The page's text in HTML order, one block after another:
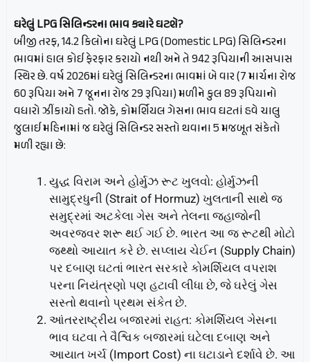
ઘરેલું LPG સિલિન્ડરના ભાવ ક્યારે ઘટશે?
બીજી તરફ, 14.2 કિલોના ઘરેલું LPG (Domestic LPG) સિલિન્ડરના
ભાવમાં હાલ કોઈ ફેરફાર કરાયો નથી અને તે 942 રૂપિયાની આસપાસ
સ્થિર છે. વર્ષ 2026માં ઘરેલું સિલિન્ડરના ભાવમાં બે વાર (7 માર્ચના રોજ
60 રૂપિયા અને 7 જૂનના રોજ 29 રૂપિયા) મળીને કુલ 89 રૂપિયાનો
વધારો ઝીંકાયો હતો. જોકે, કોમર્શિયલ ગેસના ભાવ ઘટતાં હવે ચાલુ
જુલાઈ મહિનામાં જ ઘરેલું સિલિન્ડર સસ્તો થવાના 5 મજબૂત સંકેતો
મળી રહ્યા છે:
યુદ્ધ વિરામ અને હોર્મુઝ રૂટ ખુલવો: હોર્મુઝની
સામુદ્રધુની (Strait of Hormuz) ખુલતાની સાથે જ
સમુદ્રમાં અટકેલા ગેસ અને તેલના જહાજોની
અવરજવર શરૂ થઈ ગઈ છે. ભારત આ જ રૂટથી મોટો
જથ્થો આયાત કરે છે. સપ્લાય ચેઈન (Supply Chain)
પર દબાણ ઘટતાં ભારત સરકારે કોમર્શિયલ વપરાશ
પરના નિયંત્રણો પણ હટાવી લીધા છે, જે ઘરેલું ગેસ
સસ્તો થવાનો પ્રથમ સંકેત છે.
આંતરરાષ્ટ્રીય બજારમાં રાહત: કોમર્શિયલ ગેસના
ભાવ ઘટવા તે વૈશ્વિક બજારમાં ઘટેલા દબાણ અને
આયાત ખર્ચ (Import Cost) ના ઘટાડાને દર્શાવે છે. આ